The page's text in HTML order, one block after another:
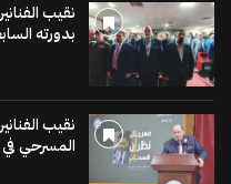
نقيب
بدورته
نقيب
المسرحي